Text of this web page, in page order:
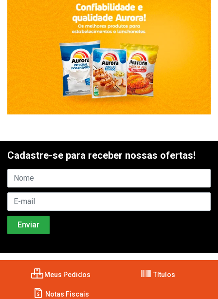
Cadastre-se para receber nossas ofertas!
Meus Pedidos Títulos
Notas Fiscais